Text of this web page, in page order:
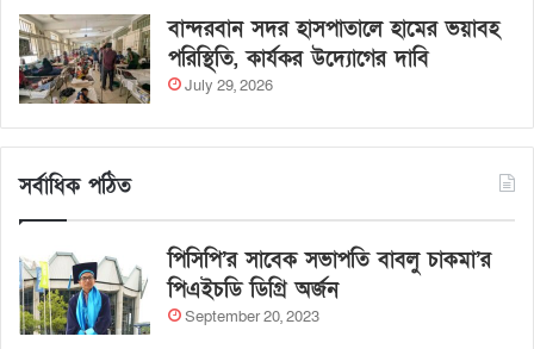
বান্দরবান সদর হাসপাতালে হামের ভয়াবহ
পরিস্থিতি, কার্যকর উদ্যোগের দাবি
July 29, 2026
সর্বাধিক পঠিত
পিসিপি’র সাবেক সভাপতি বাবলু চাকমা’র
পিএইচডি ডিগ্রি অর্জন
September 20, 2023